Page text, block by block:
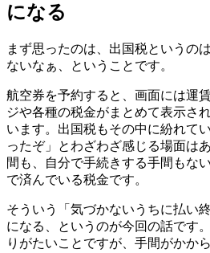
になる
まず思ったのは、出国税というの
ないなぁ、ということです。
航空券を予約すると、画面には運
ジや各種の税金がまとめて表示さ
います。出国税もその中に紛れて
ったぞ」とわざわざ感じる場面は
間も、自分で手続きする手間もな
で済んでいる税金です。
そういう「気づかないうちに払い
になる、というのが今回の話です
りがたいことですが、手間がかか